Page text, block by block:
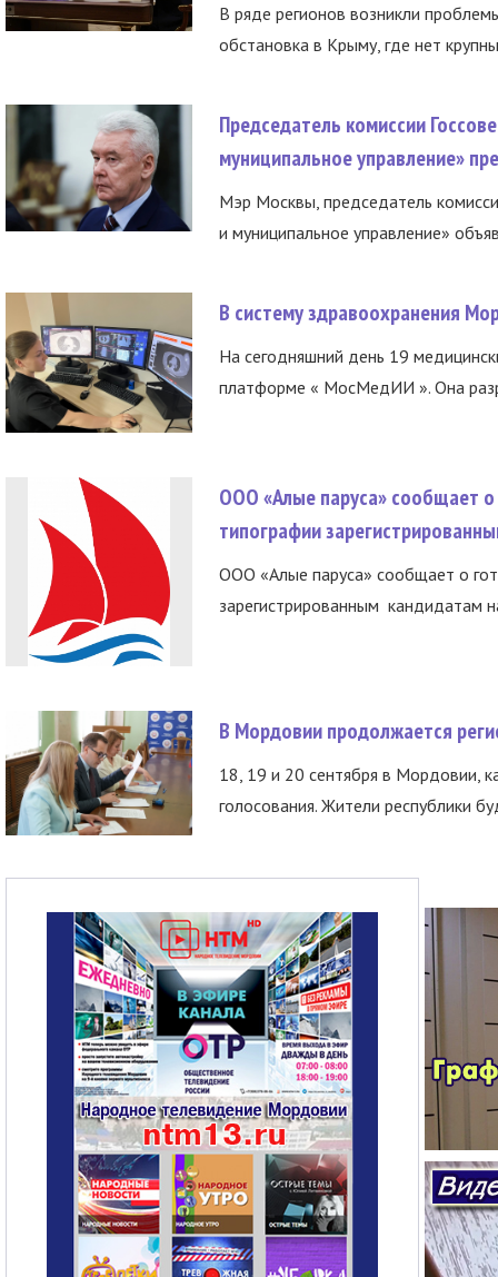
В ряде регионов возникли
обстановка в Крыму, где нет
Председатель комиссии
муниципальное управление»
Мэр Москвы, председатель
и муниципальное управление»
В систему здравоохранения
На сегодняшний день 19
платформе « МосМедИИ ». Она
ООО «Алые паруса» сообщает о
типографии
ООО «Алые паруса» сообщает о
зарегистрированным кандидатам
В Мордовии продолжается
18, 19 и 20 сентября в Мордовии,
голосования. Жители республики